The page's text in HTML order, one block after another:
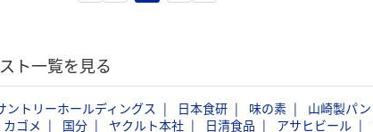
ト一覧を見る
ントリーホールディングス 日本食研 味の素 山崎製パン
カゴメ 国分 ヤクルト本社 日清食品 アサヒビール